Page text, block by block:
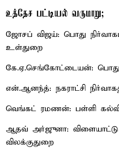
உத்தேச பட்டியல் வருமாறு;
ஜோசப் விஜய்: பொது
உள்துறை
கே.ஏ.செங்கோட்டையன்:
என்.ஆனந்த்: நகராட்சி
வெங்கட் ரமணன்: பள்ளி
ஆதவ் அர்ஜுனா: விளையாட்டு
விலக்குதுறை